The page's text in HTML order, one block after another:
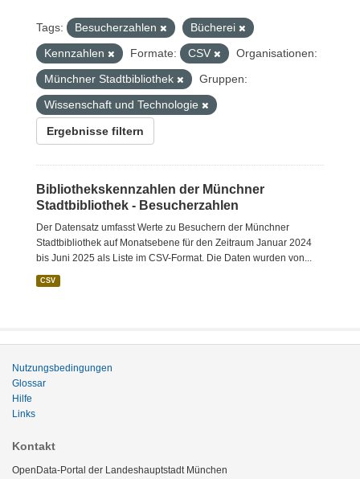
Tags: Besucherzahlen
Bücherei
Kennzahlen
Formate: CSV
Organisationen:
Münchner Stadtbibliothek
Gruppen:
Wissenschaft und Technologie
Ergebnisse filtern
Bibliothekskennzahlen der Münchner
Stadtbibliothek - Besucherzahlen
Der Datensatz umfasst Werte zu Besuchern der Münchner
Stadtbibliothek auf Monatsebene für den Zeitraum Januar 2024
bis Juni 2025 als Liste im CSV-Format. Die Daten wurden von...
CSV
Nutzungsbedingungen
Glossar
Hilfe
Links
Kontakt
OpenData-Portal der Landeshauptstadt München